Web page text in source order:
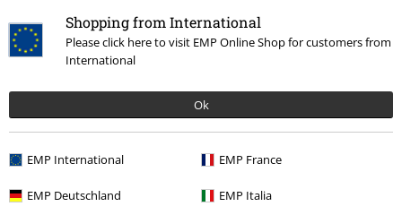
Shopping from International
Please click here to visit EMP Online Shop for customers from
International
Ok
EMP International EMP France
EMP Deutschland EMP Italia
% -55%
Exclusief